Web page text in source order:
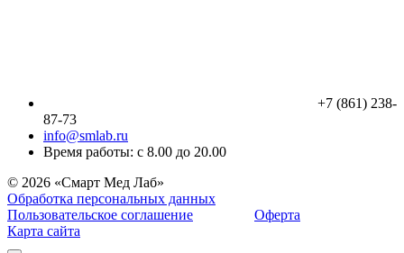
+7 (861) 238-
87-73
info@smlab.ru
Время работы: с 8.00 до 20.00
© 2026 «Смарт Мед Лаб»
Обработка персональных данных
Пользовательское соглашение
Оферта
Карта сайта